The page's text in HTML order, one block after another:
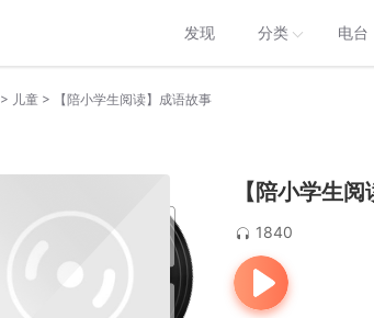
发现 分类 电台
> 儿童 > 【陪小学生阅读】成语故事
【陪小学生
1840